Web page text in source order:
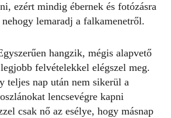
ezért mindig ébernek és fotózásra
lemaradj a falkamenetről.
hangzik, mégis alapvető
felvételekkel elégszel meg.
teljes nap után nem sikerül a
lencsevégre kapni
csak nő az esélye, hogy másnap